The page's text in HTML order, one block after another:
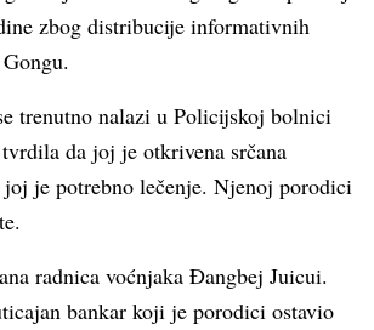
zbog distribucije informativnih
trenutno nalazi u Policijskoj bolnici
da joj je otkrivena srčana
je potrebno lečenje. Njenoj porodici
radnica voćnjaka Đangbej Juicui.
bankar koji je porodici ostavio